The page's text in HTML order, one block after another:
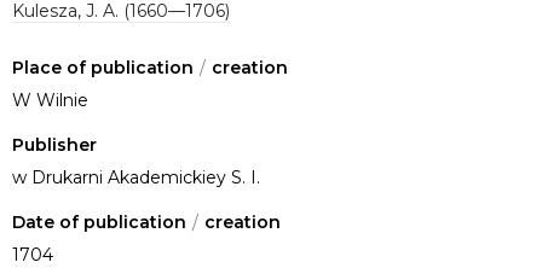
Kulesza, J. A. (1660—1706)
Place of publication / creation
W Wilnie
Publisher
w Drukarni Akademickiey S. I.
Date of publication / creation
1704